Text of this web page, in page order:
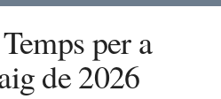
per a
de 2026